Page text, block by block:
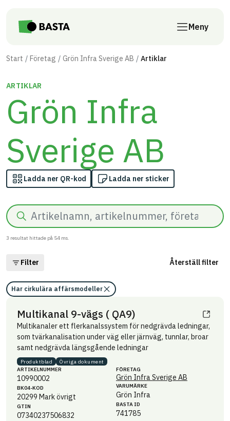
Meny
Start Företag Grön Infra Sverige AB Artiklar
ARTIKLAR
Grön Infra
Sverige AB
Ladda ner QR-kod Ladda ner sticker
Sök
3 resultat hittade på 54 ms.
Filter Återställ filter
Har cirkulära affärsmodeller
Multikanal 9-vägs ( QA9)
Multikanaler ett flerkanalssystem för nedgrävda ledningar,
som tvärkanalisation under väg eller järnväg, tunnlar, broar
samt nedgrävda längsgående ledningar
Produktblad
Övriga dokument
ARTIKEL­NUMMER
10990002
BK04-KOD
20299 Mark övrigt
GTIN
07340237506832
FÖRETAG
Grön Infra Sverige AB
VARUMÄRKE
Grön Infra
BASTA ID
741785